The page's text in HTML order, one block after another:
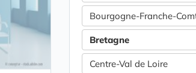
Bourgogne-Franche-
Bretagne
Centre-Val de Loire